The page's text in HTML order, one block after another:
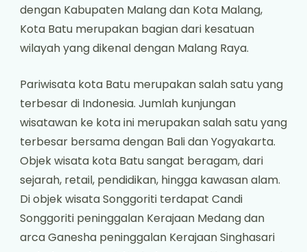
dengan Kabupaten Malang dan Kota Malang,
Kota Batu merupakan bagian dari kesatuan
wilayah yang dikenal dengan Malang Raya.
Pariwisata kota Batu merupakan salah satu yang
terbesar di Indonesia. Jumlah kunjungan
wisatawan ke kota ini merupakan salah satu yang
terbesar bersama dengan Bali dan Yogyakarta.
Objek wisata kota Batu sangat beragam, dari
sejarah, retail, pendidikan, hingga kawasan alam.
Di objek wisata Songgoriti terdapat Candi
Songgoriti peninggalan Kerajaan Medang dan
arca Ganesha peninggalan Kerajaan Singhasari